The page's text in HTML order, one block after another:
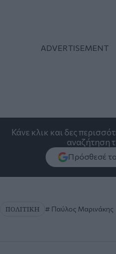
Κάνε κλικ και δες
αναζήτηση
Πρόσθεσέ
ΠΟΛΙΤΙΚΗ Παύλος Μαρινάκης